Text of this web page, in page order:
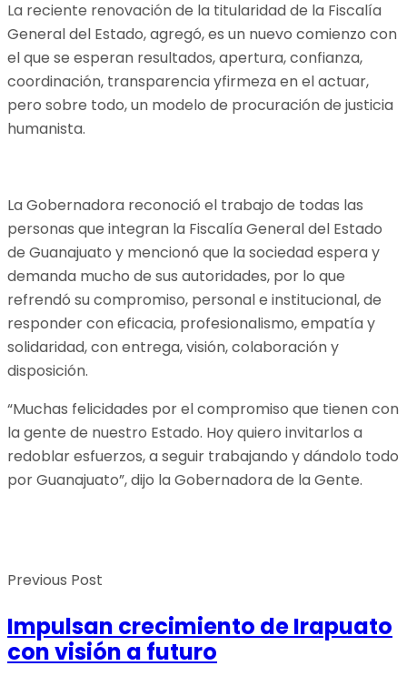
La reciente renovación de la titularidad de la Fiscalía
General del Estado, agregó, es un nuevo comienzo con
el que se esperan resultados, apertura, confianza,
coordinación, transparencia yfirmeza en el actuar,
pero sobre todo, un modelo de procuración de justicia
humanista.
La Gobernadora reconoció el trabajo de todas las
personas que integran la Fiscalía General del Estado
de Guanajuato y mencionó que la sociedad espera y
demanda mucho de sus autoridades, por lo que
refrendó su compromiso, personal e institucional, de
responder con eficacia, profesionalismo, empatía y
solidaridad, con entrega, visión, colaboración y
disposición.
“Muchas felicidades por el compromiso que tienen con
la gente de nuestro Estado. Hoy quiero invitarlos a
redoblar esfuerzos, a seguir trabajando y dándolo todo
por Guanajuato”, dijo la Gobernadora de la Gente.
Previous Post
Impulsan crecimiento de Irapuato
con visión a futuro